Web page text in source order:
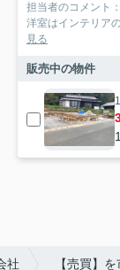
担当者のコメント
洋室はインテリア
見る
販売中の物件
社 【売買】